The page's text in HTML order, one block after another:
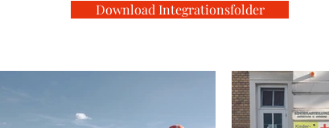
Download Integrationsfolder